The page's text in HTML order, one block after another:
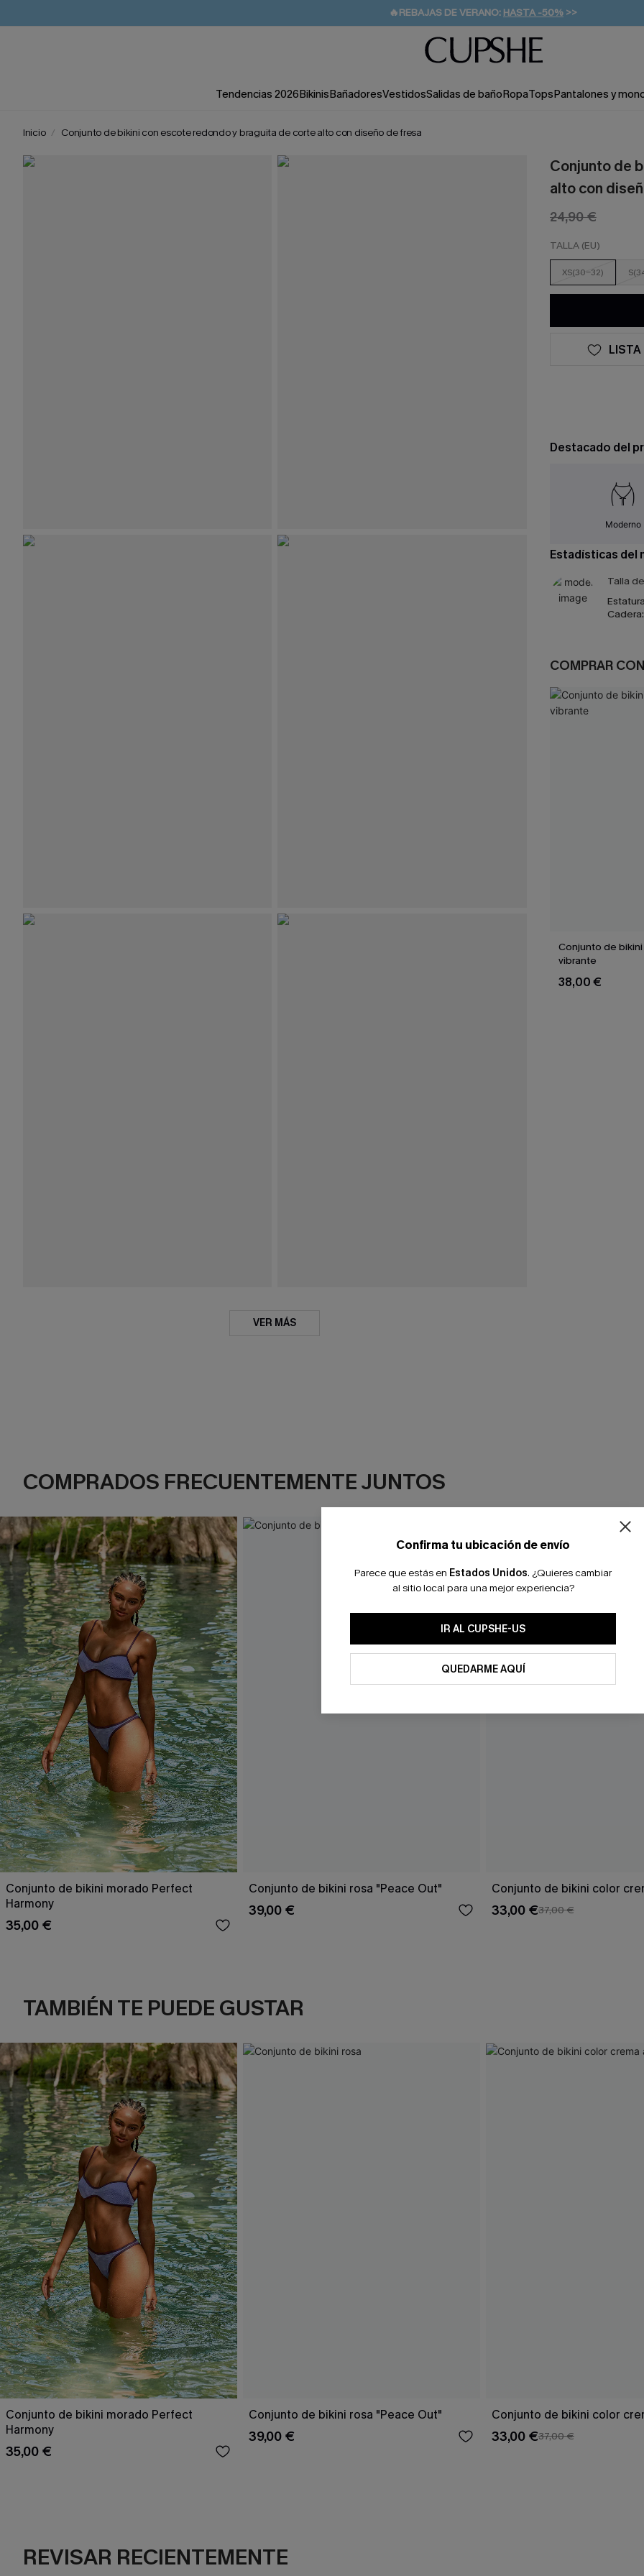
👒PROMOCIÓN DE VERANO:-10% EN 2 VESTIDOS
💌¡SUSCRIBIRSE & GANAR -10% EXTRA!
🚚ENVÍO GRATUITO A PARTIR DE 49 € >>
Tendencias 2026BikinisBañadoresVestidosSalidas de bañoRopaTopsPantalones y
Inicio Conjunto de bikini con escote redondo y braguita de corte alto con diseño de fresa
VER MÁS
Conjunto de
alto con
24,90 €
TALLA (EU)
XS(30-32)
LISTA
Destacado del
Moderno
Estadísticas del
Talla
Cadera:
COMPRAR CON
Conjunto de
vibrante
38,00 €
COMPRADOS FRECUENTEMENTE JUNTOS
Conjunto de bikini morado Perfect
Harmony
35,00 €
Conjunto de bikini rosa "Peace Out"
39,00 €
Conjunto de bikini color
33,00 €37,00 €
TAMBIÉN TE PUEDE GUSTAR
Conjunto de bikini morado Perfect
Harmony
35,00 €
Conjunto de bikini rosa "Peace Out"
39,00 €
Conjunto de bikini color
33,00 €37,00 €
REVISAR RECIENTEMENTE
Confirma tu ubicación de envío
Parece que estás en Estados Unidos. ¿Quieres cambiar
al sitio local para una mejor experiencia?
IR AL CUPSHE-US
QUEDARME AQUÍ